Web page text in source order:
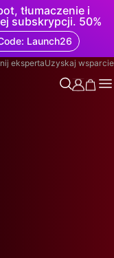
tłumaczenie i
subskrypcji. 50%
Launch26
ekspertaUzyskaj wsparcie